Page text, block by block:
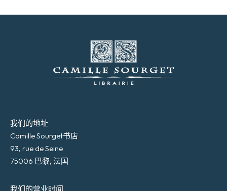
我们的地址
Camille Sourget书店
93, rue de Seine
75006 巴黎, 法国
我们的营业时间